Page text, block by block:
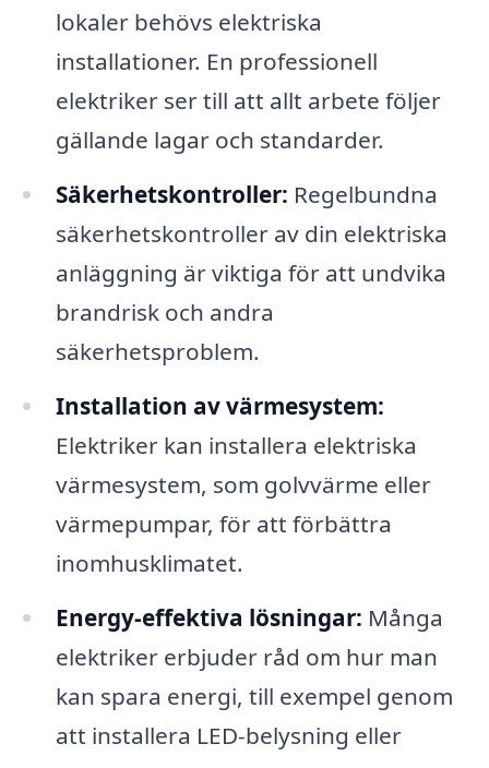
lokaler behövs elektriska
installationer. En professionell
elektriker ser till att allt arbete följer
gällande lagar och standarder.
Säkerhetskontroller: Regelbundna
säkerhetskontroller av din elektriska
anläggning är viktiga för att undvika
brandrisk och andra
säkerhetsproblem.
Installation av värmesystem:
Elektriker kan installera elektriska
värmesystem, som golvvärme eller
värmepumpar, för att förbättra
inomhusklimatet.
Energy-effektiva lösningar: Många
elektriker erbjuder råd om hur man
kan spara energi, till exempel genom
att installera LED-belysning eller